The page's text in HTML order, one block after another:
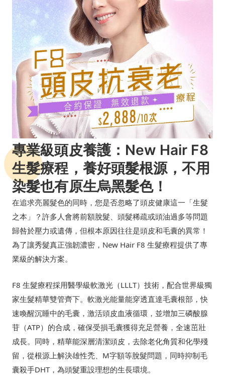
專業級頭皮養護：New Hair F8
生髮療程，養好頭髮根源，不用
染髮也有原生烏黑髮色！
在追求亮麗髮色的同時，您是否忽略了頭皮健康這一「生髮
之本」？許多人會將前額脫髮、頭髮稀疏或頭油過多等問題
歸咎於壓力或遺傳，但根本原因往往是頭皮和毛囊的異常！
為了讓秀髮真正強韌濃密，New Hair F8 生髮療程提供了專
業級的解決方案。
F8 生髮療程採用醫學級軟激光（LLLT）技術，配合世界級獨
家生髮精華雙管齊下。軟激光能量能穿透直達毛囊根部，快
速喚醒沉睡中的毛囊，激活頭皮血液循環，並增加三磷酸腺
苷（ATP）的合成，確保受損毛囊獲得充足營養，全速茁壯
成長。同時，精華能深層清潔頭皮，去除老化角質和化學殘
留，從根源上解決雄性禿、M字額等脫髮問題，同時抑制毛
囊殺手DHT，為頭髮重設理想的生長環境。